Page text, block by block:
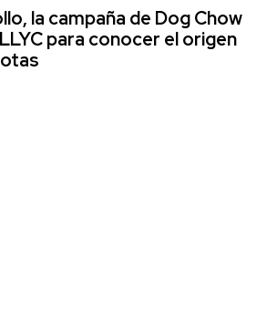
la campaña de Dog Chow
para conocer el origen